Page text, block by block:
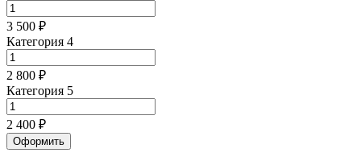
3 500 ₽
Категория 4
2 800 ₽
Категория 5
2 400 ₽
Оформить